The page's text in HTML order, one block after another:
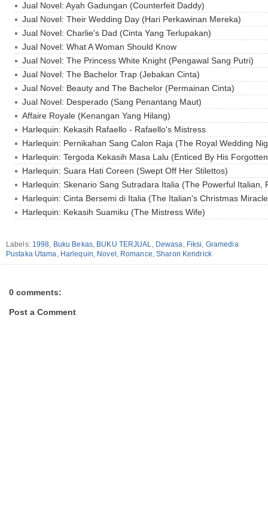
Jual Novel: Ayah Gadungan (Counterfeit Daddy)
Jual Novel: Their Wedding Day (Hari Perkawinan Mereka)
Jual Novel: Charlie's Dad (Cinta Yang Terlupakan)
Jual Novel: What A Woman Should Know
Jual Novel: The Princess White Knight (Pengawal Sang Putri)
Jual Novel: The Bachelor Trap (Jebakan Cinta)
Jual Novel: Beauty and The Bachelor (Permainan Cinta)
Jual Novel: Desperado (Sang Penantang Maut)
Affaire Royale (Kenangan Yang Hilang)
Harlequin: Kekasih Rafaello - Rafaello's Mistress
Harlequin: Pernikahan Sang Calon Raja (The Royal Wedding
Harlequin: Tergoda Kekasih Masa Lalu (Enticed By His
Harlequin: Suara Hati Coreen (Swept Off Her Stilettos)
Harlequin: Skenario Sang Sutradara Italia (The Powerful Italian,
Harlequin: Cinta Bersemi di Italia (The Italian's Christmas
Harlequin: Kekasih Suamiku (The Mistress Wife)
Labels: 1998, Buku Bekas, BUKU TERJUAL, Dewasa, Fiksi, Gramedia
Pustaka Utama, Harlequin, Novel , Romance,Sharon Kendrick
0 comments:
Post a Comment